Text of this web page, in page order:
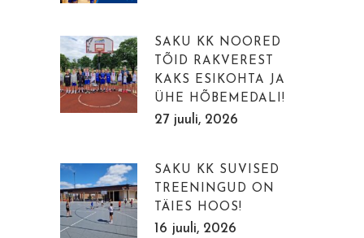
SAKU KK NOORED
TÕID RAKVEREST
KAKS ESIKOHTA JA
ÜHE HÕBEMEDALI!
27 juuli, 2026
SAKU KK SUVISED
TREENINGUD ON
TÄIES HOOS!
16 juuli, 2026